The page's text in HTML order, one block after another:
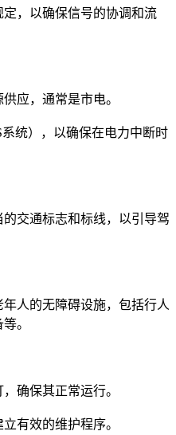
，以确保信号的协调和流
应，通常是市电。
统），以确保在电力中断时
交通标志和标线，以引导驾
人的无障碍设施，包括行人
。
确保其正常运行。
有效的维护程序。